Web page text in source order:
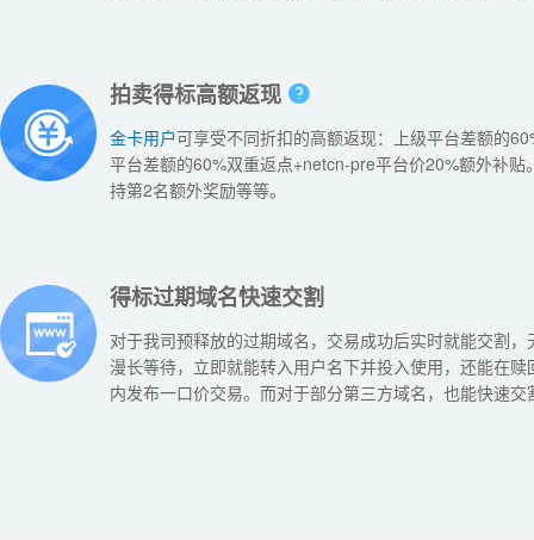
拍卖得标高额返现
金卡用户可享受不同折扣的高额返现：上级平台差额的
平台差额的60%双重返点+netcn-pre平台价20%额外补贴
持第2名额外奖励等等。
得标过期域名快速交割
对于我司预释放的过期域名，交易成功后实时就能交割，
漫长等待，立即就能转入用户名下并投入使用，还能在赎
内发布一口价交易。而对于部分第三方域名，也能快速交